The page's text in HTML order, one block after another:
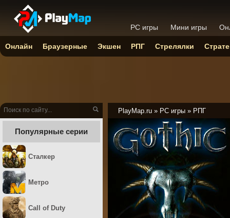
PlayMap.ru » PC игры » РПГ
Популярные серии
Сталкер
Метро
Call of Duty
PC игры Мини игры
Онлайн Браузерные Экшен РПГ Стрелялки